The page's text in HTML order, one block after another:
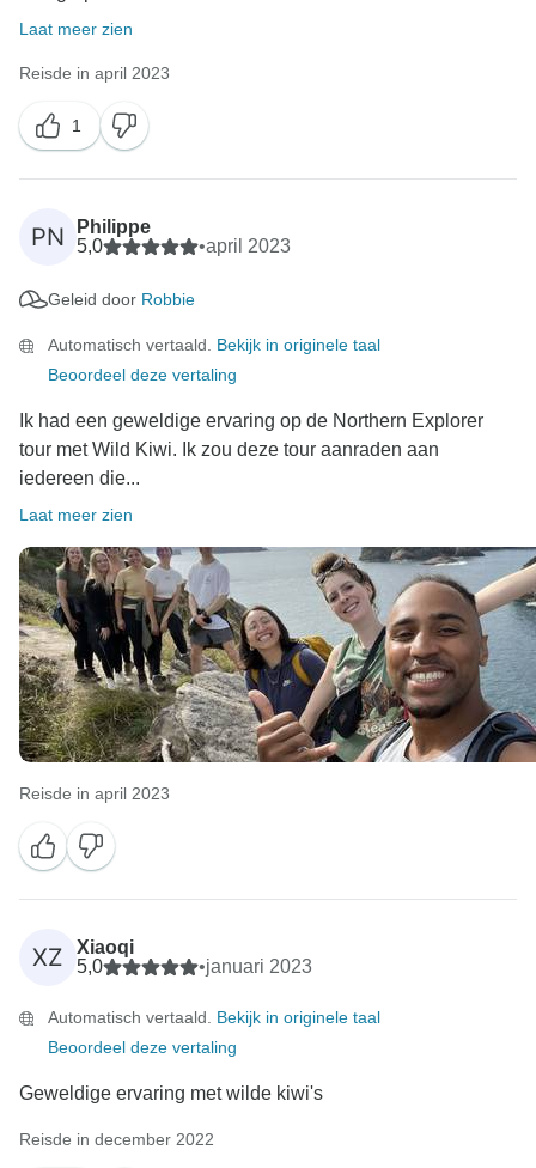
Laat meer zien
Reisde in april 2023
1
PN
Philippe
5,0
•april 2023
Geleid door Robbie
Automatisch vertaald. Bekijk in originele taal
Beoordeel deze vertaling
Ik had een geweldige ervaring op de Northern Explorer
tour met Wild Kiwi. Ik zou deze tour aanraden aan
iedereen die...
Laat meer zien
Reisde in april 2023
XZ
Xiaoqi
5,0
•januari 2023
Automatisch vertaald. Bekijk in originele taal
Beoordeel deze vertaling
Geweldige ervaring met wilde kiwi's
Reisde in december 2022